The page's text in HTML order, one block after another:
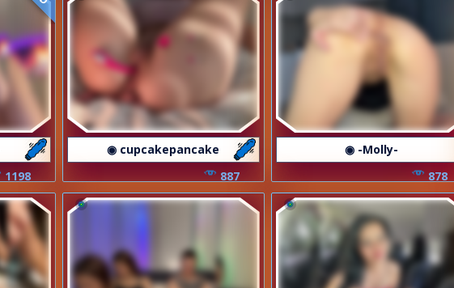
1198
◉ cupcakepancake
887
◉ -Molly-
878